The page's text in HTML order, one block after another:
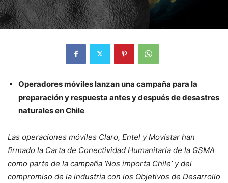
Operadores móviles lanzan una campaña para la
preparación y respuesta antes y después de desastres
naturales en Chile
Las operaciones móviles Claro, Entel y Movistar han
firmado la Carta de Conectividad Humanitaria de la GSMA
como parte de la campaña ‘Nos importa Chile’ y del
compromiso de la industria con los Objetivos de Desarrollo